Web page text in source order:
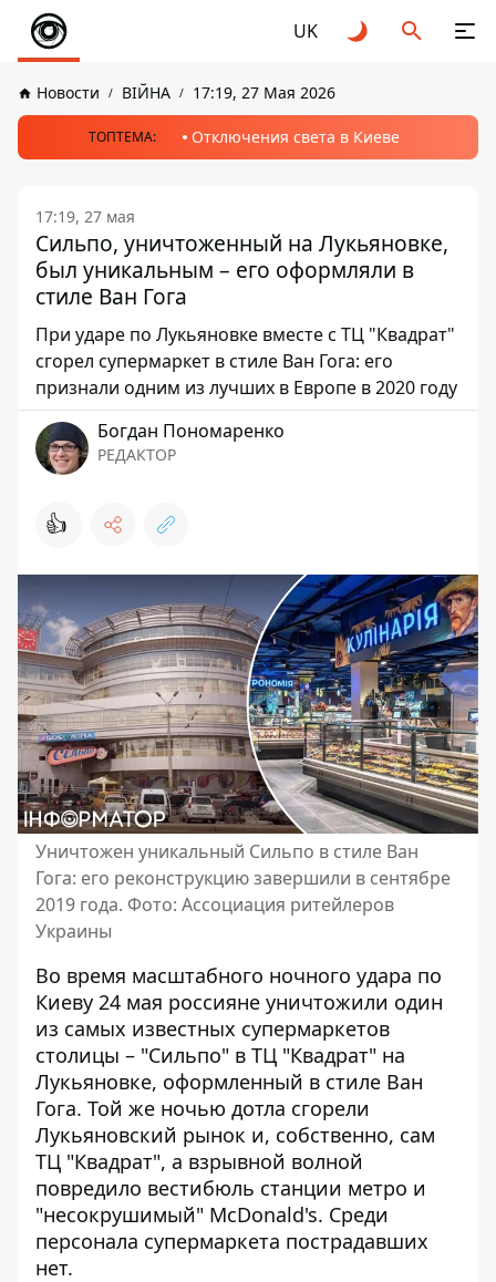
UK
Новости ВІЙНА 17:19, 27 Мая 2026
ТОПТЕМА: Отключения света в Киеве
17:19, 27 мая
Сильпо, уничтоженный на Лукьяновке,
был уникальным – его оформляли в
стиле Ван Гога
При ударе по Лукьяновке вместе с ТЦ "Квадрат"
сгорел супермаркет в стиле Ван Гога: его
признали одним из лучших в Европе в 2020 году
Богдан Пономаренко
РЕДАКТОР
👍
Уничтожен уникальный Сильпо в стиле Ван
Гога: его реконструкцию завершили в сентябре
2019 года. Фото: Ассоциация ритейлеров
Украины
Во время масштабного ночного удара по
Киеву 24 мая россияне уничтожили один
из самых известных супермаркетов
столицы – "Сильпо" в ТЦ "Квадрат" на
Лукьяновке, оформленный в стиле Ван
Гога. Той же ночью дотла сгорели
Лукьяновский рынок и, собственно, сам
ТЦ "Квадрат", а взрывной волной
повредило вестибюль станции метро и
"несокрушимый" McDonald's. Среди
персонала супермаркета пострадавших
нет.